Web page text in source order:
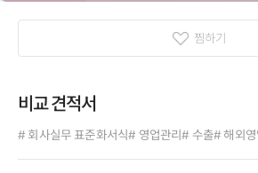
찜하기
비교 견적서
# 회사실무 표준화서식# 영업관리# 수출# 해외